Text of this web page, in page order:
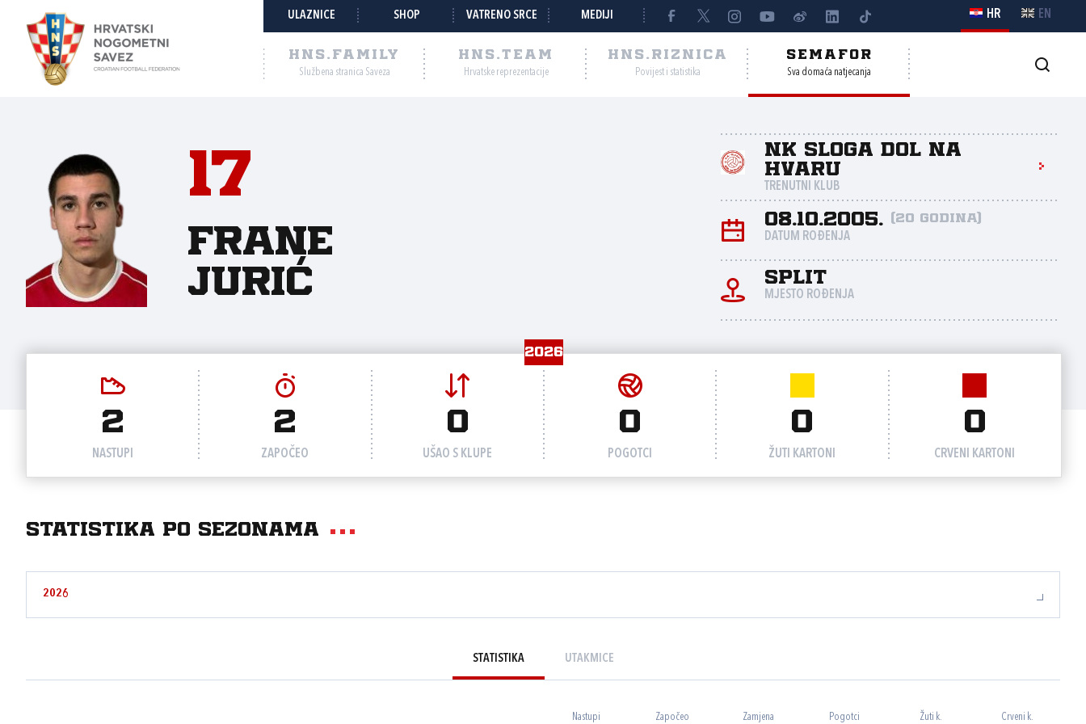
ULAZNICE SHOP VATRENO SRCE MEDIJI HR EN
HNS.FAMILY
Službena stranica Saveza
HNS.TEAM
Hrvatske reprezentacije
HNS.RIZNICA
Povijest i statistika
SEMAFOR
Sva domaća natjecanja
17
Frane
Jurić
NK Sloga Dol na
Hvaru
TRENUTNI KLUB
08.10.2005. (20 godina)
DATUM ROĐENJA
Split
MJESTO ROĐENJA
2026
2
NASTUPI
2
ZAPOČEO
0
UŠAO S KLUPE
0
POGOTCI
0
ŽUTI KARTONI
0
CRVENI KARTONI
Statistika po sezonama
2026
STATISTIKA UTAKMICE
Nastupi Započeo Zamjena Pogotci Žuti k. Crveni k.